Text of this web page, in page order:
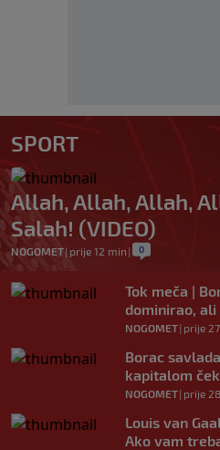
SPORT
Allah, Allah, Allah,
Salah! (VIDEO)
NOGOMET| prije 12 min | 0
Tok meča |
dominirao, ali
NOGOMET| prije
Borac
kapitalom
NOGOMET| prije
Louis van
Ako vam